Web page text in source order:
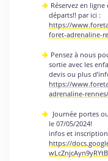
Réservez en
départs!! par ici :
https://
foret-adrenaline-
Pensez à nous
sortie avec les
devis ou plus
https://
adrenaline-rennes/
Journée portes
le 07/05/2024!
infos et
https://